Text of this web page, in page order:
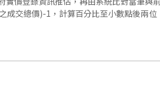
成交總價)-1，計算百分比至小數點後兩